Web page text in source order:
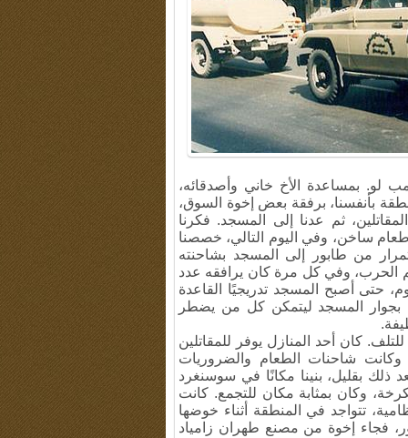
لو. بمساعدة الأخ خاني وأصدقائه،
بأنفسنا، برفقة بعض إخوة السوق،
ثم عدنا إلى المسجد. فكرنا
طعام ساخن، وفي اليوم التالي، خصصنا
من طابور إلى المسجد بشاحنته
الحرب، وفي كل مرة كان يرافقه عدد
حتى أصبح المسجد تدريجيًا القاعدة
بجوار المسجد ليتمكن كل من يضطر
كان أحد المنازل يوفر للمقاتلين
وكانت شاحنات الطعام والضروريات
بقليل، بنينا مكانًا في سوسنغرد
وكان بمثابة مكان للتجمع. كانت
تتواجد في المنطقة أثناء خوضها
فجاء إخوة من مصنع طهران زامياد